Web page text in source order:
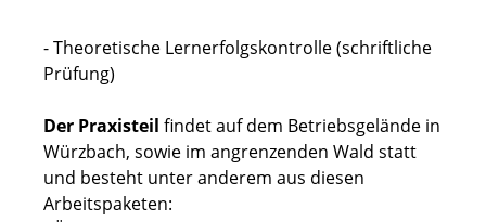
- Theoretische Lernerfolgskontrolle (schriftliche
Prüfung)
Der Praxisteil findet auf dem Betriebsgelände in
Würzbach, sowie im angrenzenden Wald statt
und besteht unter anderem aus diesen
Arbeitspaketen: